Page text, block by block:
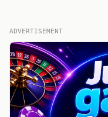
ADVERTISEMENT